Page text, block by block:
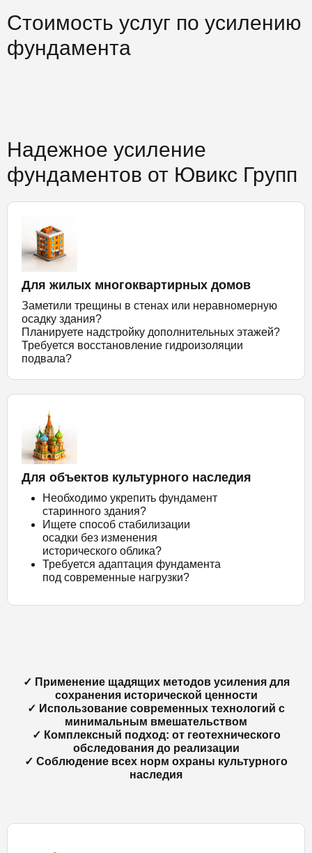
Стоимость услуг по усилению
фундамента
Надежное усиление
фундаментов от Ювикс Групп
Для жилых многоквартирных домов
Заметили трещины в стенах или неравномерную
осадку здания?
Планируете надстройку дополнительных этажей?
Требуется восстановление гидроизоляции
подвала?
Для объектов культурного наследия
Необходимо укрепить фундамент
старинного здания?
Ищете способ стабилизации
осадки без изменения
исторического облика?
Требуется адаптация фундамента
под современные нагрузки?
✓ Применение щадящих методов усиления для
сохранения исторической ценности
✓ Использование современных технологий с
минимальным вмешательством
✓ Комплексный подход: от геотехнического
обследования до реализации
✓ Соблюдение всех норм охраны культурного
наследия